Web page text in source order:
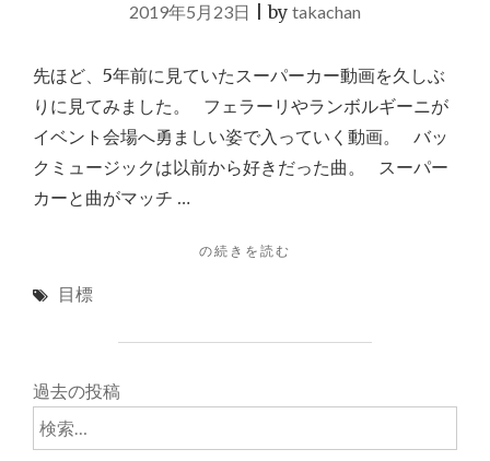
福
で
金
運
出
ア
ご
2019年5月23日 |by takachan
先ほど、5年前に見ていたスーパーカー動画を久しぶ
りに見てみました。 フェラーリやランボルギーニが
イベント会場へ勇ましい姿で入っていく動画。 バッ
クミュージックは以前から好きだった曲。 スーパー
カーと曲がマッチ …
"目
る
成
の続きを読む
目標
投
稿
過去の投稿
検
索: